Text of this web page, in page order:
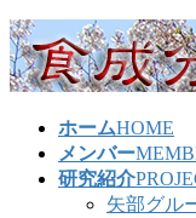
コ
ン
テ
ナ
ビ
ゲ
ホームHOME
メンバー
研究紹介
矢部グル